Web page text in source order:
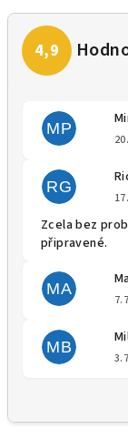
MP
RG
Zcela bez
připravené.
MA
MB